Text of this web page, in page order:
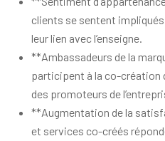
clients se sentent
leur lien avec l’enseigne.
**Ambassadeurs de la
participent à la co-création
des promoteurs de
**Augmentation de la
et services co-créés